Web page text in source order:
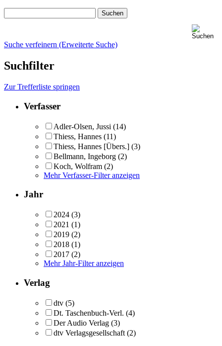
Suche verfeinern (Erweiterte Suche)
Suchfilter
Zur Trefferliste springen
Verfasser
Adler-Olsen, Jussi (14)
Thiess, Hannes (11)
Thiess, Hannes [Übers.] (3)
Bellmann, Ingeborg (2)
Koch, Wolfram (2)
Mehr Verfasser-Filter anzeigen
Jahr
2024 (3)
2021 (1)
2019 (2)
2018 (1)
2017 (2)
Mehr Jahr-Filter anzeigen
Verlag
dtv (5)
Dt. Taschenbuch-Verl. (4)
Der Audio Verlag (3)
dtv Verlagsgesellschaft (2)